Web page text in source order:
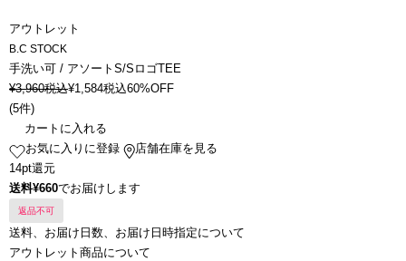
アウトレット
B.C STOCK
手洗い可 / アソートS/SロゴTEE
¥3,960税込¥1,584税込60%OFF
(5件)
カートに入れる
お気に入りに登録
店舗在庫を見る
14pt還元
送料¥660でお届けします
返品不可
送料、お届け日数、お届け日時指定について
アウトレット商品について